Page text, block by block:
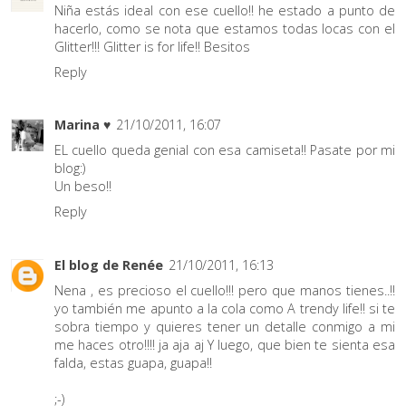
Niña estás ideal con ese cuello!! he estado a punto de
hacerlo, como se nota que estamos todas locas con el
Glitter!!! Glitter is for life!! Besitos
Reply
Marina ♥ 21/10/2011, 16:07
EL cuello queda genial con esa camiseta!! Pasate por mi
blog:)
Un beso!!
Reply
El blog de Renée 21/10/2011, 16:13
Nena , es precioso el cuello!!! pero que manos tienes..!!
yo también me apunto a la cola como A trendy life!! si te
sobra tiempo y quieres tener un detalle conmigo a mi
me haces otro!!!! ja aja aj Y luego, que bien te sienta esa
falda, estas guapa, guapa!!
;-)